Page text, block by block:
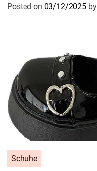
Posted on 03/12/2025 by
Schuhe